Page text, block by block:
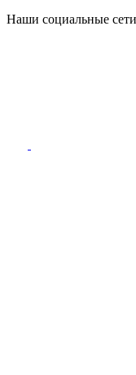
Наши социальные сети